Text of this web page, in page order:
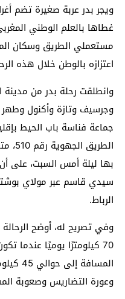
ويجر بدر عربة صغيرة تضم
غطاها بالعلم الوطني
مستعملي الطريق وسكان
اعتزازه بالوطن خلال هذه
وانطلقت رحلة بدر من مدينة
وجرسيف وتازة وأكنول
جماعة فناسة باب الحيط
بها ليلة أمس السبت، على
سيدي قاسم عبر مولاي
الرباط.
وفي تصريح له، أوضح
70 كيلومترًا يوميًا عندما
وعورة التضاريس وصعوبة